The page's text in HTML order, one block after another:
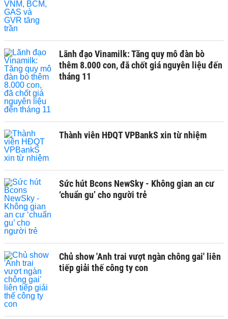
Lãnh đạo Vinamilk: Tăng quy mô đàn bò
thêm 8.000 con, đã chốt giá nguyên liệu đến
tháng 11
Thành viên HĐQT VPBankS xin từ nhiệm
Sức hút Bcons NewSky - Không gian an cư
‘chuẩn gu’ cho người trẻ
Chủ show 'Anh trai vượt ngàn chông gai' liên
tiếp giải thế công ty con